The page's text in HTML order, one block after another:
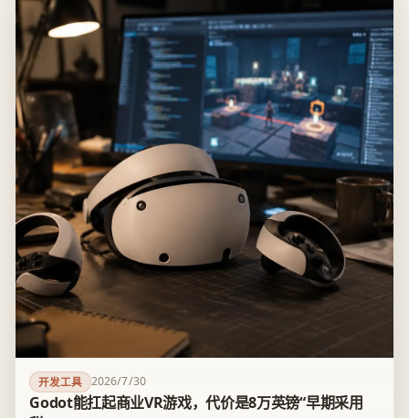
开发工具 2026/7/30
Godot能扛起商业VR游戏，代价是8万英镑“早期采用